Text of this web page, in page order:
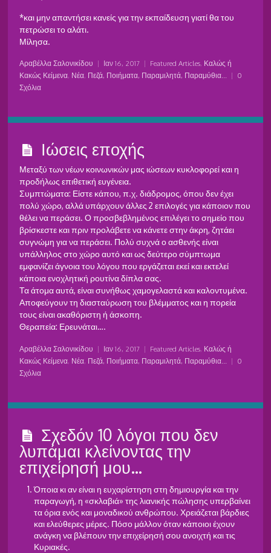
*και μην απαντήσει κανείς για την εκπαίδευση γιατί θα του
πετρώσει το αλάτι.
Μίλησα.
Αραβέλλα Σαλονικίδου | Ιαν 16, 2017 | Featured Articles, Καλώς ή
Κακώς Κείμενα, Νέα, Πεζά, Ποιήματα, Παραμιλητά, Παραμύθια... | 0
Σχόλια
Ιώσεις εποχής
Μεταξύ των νέων κοινωνικών μας ιώσεων κυκλοφορεί και η
προδήλως επιθετική ευγένεια.
Συμπτώματα: Είστε κάπου, π.χ. διάδρομος, όπου δεν έχει
πολύ χώρο, αλλά υπάρχουν άλλες 2 επιλογές για κάποιον που
θέλει να περάσει. Ο προσβεβλημένος επιλέγει το σημείο που
βρίσκεστε και πριν προλάβετε να κάνετε στην άκρη, ζητάει
συγνώμη για να περάσει. Πολύ συχνά ο ασθενής είναι
υπάλληλος στο χώρο αυτό και ως δεύτερο σύμπτωμα
εμφανίζει άγνοια του λόγου που εργάζεται εκεί και εκτελεί
κάποια ενοχλητική ρουτίνα δίπλα σας.
Τα άτομα αυτά, είναι συνήθως χαμογελαστά και καλοντυμένα.
Αποφεύγουν τη διασταύρωση του βλέμματος και η πορεία
τους είναι ακαθόριστη ή άσκοπη.
Θεραπεία: Ερευνάται….
Αραβέλλα Σαλονικίδου | Ιαν 16, 2017 | Featured Articles, Καλώς ή
Κακώς Κείμενα, Νέα, Πεζά, Ποιήματα, Παραμιλητά, Παραμύθια... | 0
Σχόλια
Σχεδόν 10 λόγοι που δεν
λυπάμαι κλείνοντας την
επιχείρησή μου…
Όποια κι αν είναι η ευχαρίστηση στη δημιουργία και την
παραγωγή, η «σκλαβιά» της λιανικής πώλησης υπερβαίνει
τα όρια ενός και μοναδικού ανθρώπου. Χρειάζεται βάρδιες
και ελεύθερες μέρες. Πόσο μάλλον όταν κάποιοι έχουν
ανάγκη να βλέπουν την επιχείρησή σου ανοιχτή και τις
Κυριακές.